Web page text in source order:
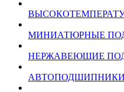
МИНИАТЮРНЫЕ
НЕРЖАВЕЮЩИЕ
АВТОПОДШИПНИКИ